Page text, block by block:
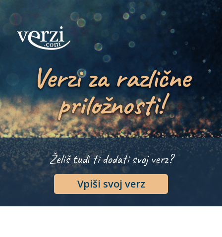
Verzi za različne
priložnosti!
Želiš tudi ti dodati svoj verz?
Vpiši svoj verz